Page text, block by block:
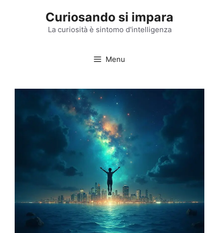
Curiosando si impara
La curiosità è sintomo d'intelligenza
Menu